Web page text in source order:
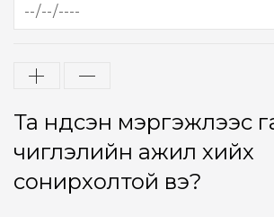
Та үндсэн мэргэжлээс
чиглэлийн ажил хийх
сонирхолтой вэ?